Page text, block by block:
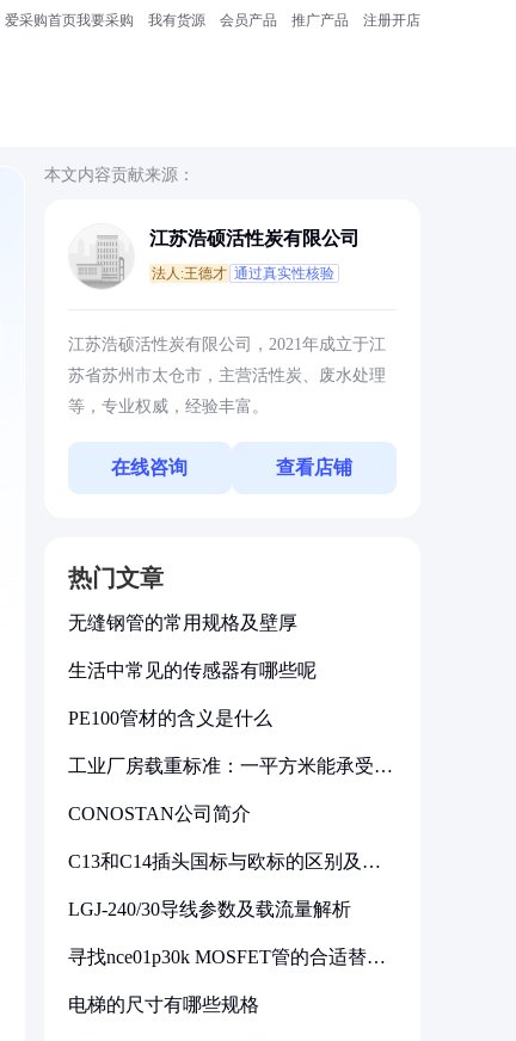
爱采购首页我要采购 我有货源 会员产品 推广产品 注册开店
本文内容贡献来源：
江苏浩硕活性炭有限公司
法人:王德才 通过真实性核验
江苏浩硕活性炭有限公司，2021年成立于江
苏省苏州市太仓市，主营活性炭、废水处理
等，专业权威，经验丰富。
在线咨询 查看店铺
热门文章
无缝钢管的常用规格及壁厚
生活中常见的传感器有哪些呢
PE100管材的含义是什么
工业厂房载重标准：一平方米能承受多
CONOSTAN公司简介
C13和C14插头国标与欧标的区别及其
LGJ-240/30导线参数及载流量解析
寻找nce01p30k MOSFET管的合适替代
电梯的尺寸有哪些规格